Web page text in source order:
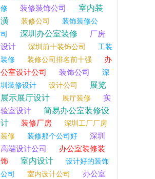
修
装修装饰公司
室内装
潢
装修公司
装饰装修公
司
深圳办公室装修
厂房
设计
深圳前十装饰公司
工装
装修
装修公司排名前十强
办
公室设计公司
装饰公司
深
圳装修设计
设计公司
展览
展示展厅设计
展厅装修
实
验室设计
简易办公室装修设
计
装修厂房
深圳工厂厂房
装修
装修那个公司好
深圳
高端设计公司
办公室装修装
饰
室内设计
设计好的装饰
公司
室内设计公司
办公室